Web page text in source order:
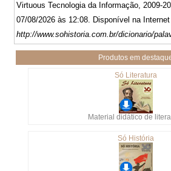
Virtuous Tecnologia da Informação, 2009-
07/08/2026 às 12:08. Disponível na Internet
http://www.sohistoria.com.br/dicionario/
Produtos em
Só Literatura
Material didático de
Só História